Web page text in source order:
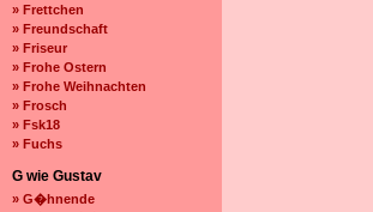
» Frettchen
» Freundschaft
» Friseur
» Frohe Ostern
» Frohe Weihnachten
» Frosch
» Fsk18
» Fuchs
G wie Gustav
» G�hnende